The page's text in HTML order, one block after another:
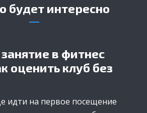
будет интересно
в фитнес
оценить клуб без
идти на первое посещение